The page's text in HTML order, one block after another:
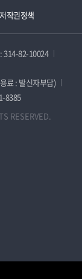
저작권정책
314-82-10024
료 : 발신자부담)
8385
RESERVED.